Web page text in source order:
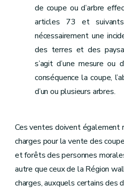
de coupe ou d’arbre
articles 73 et
nécessairement une
des terres et des
s’agit d’une mesure ou
conséquence la coupe,
d’un ou plusieurs arbres.
Ces ventes doivent également
charges pour la vente des
et forêts des personnes
autre que ceux de la Région
charges, auxquels certains des